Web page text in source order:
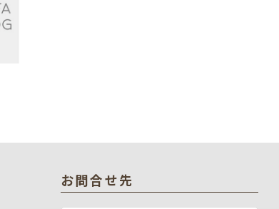
お問合せ先